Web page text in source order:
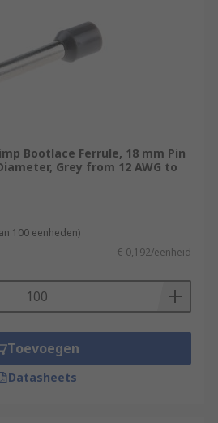
Bootlace Ferrule, 18 mm Pin
Grey from 12 AWG to
100 eenheden)
€ 0,192/eenheid
Toevoegen
Datasheets